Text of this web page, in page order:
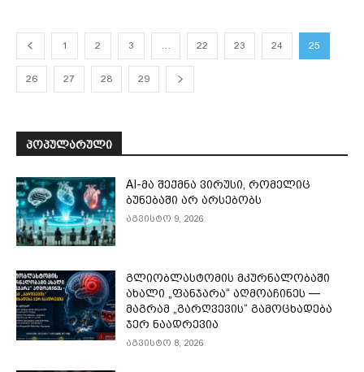
1 2 3 22 23 24 25
26 27 28 29
ᲞᲝᲞᲣᲚᲐᲠᲣᲚᲘ
AI-მა შექმნა ვირუსი, რომელიც
ბუნებაში არ არსებობს
აგვისტო 9, 2026
გლიობლასტომის მკურნალობაში
ახალი „ფანჯარა“ აღმოაჩინეს —
მაგრამ „გარღვევის“ გამოცხადება
ჯერ ნაადრევია
აგვისტო 8, 2026